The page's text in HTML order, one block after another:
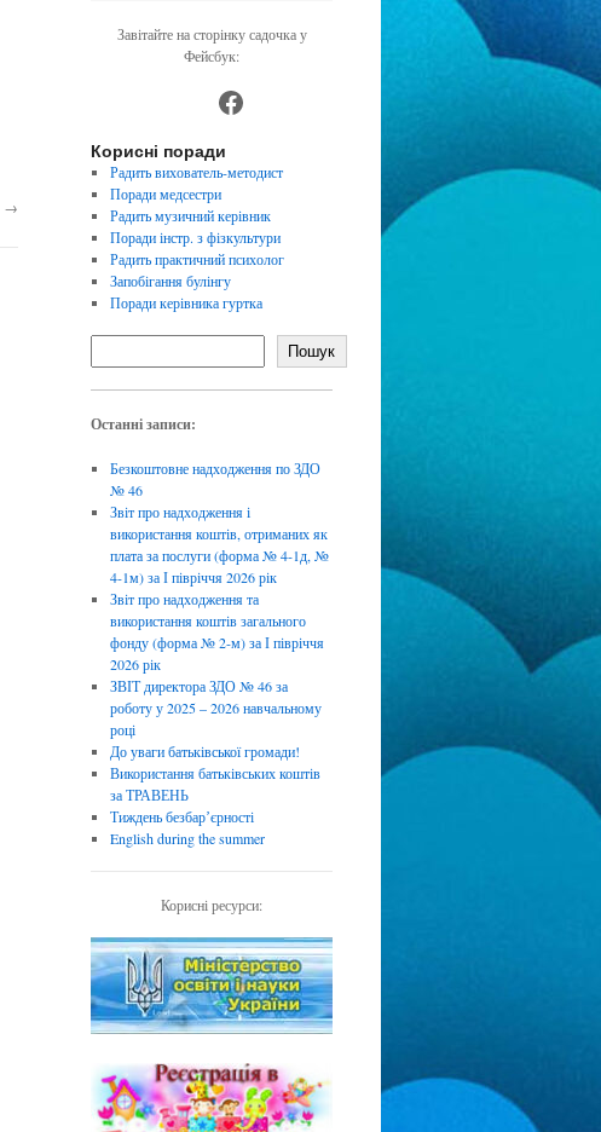
→
Завітайте на сторінку садочка у
Фейсбук:
https://www.facebook.com/
Корисні поради
Радить вихователь-методист
Поради медсестри
Радить музичний керівник
Поради інстр. з фізкультури
Радить практичний психолог
Запобігання булінгу
Поради керівника гуртка
Пошук
Останні записи:
Безкоштовне надходження по ЗДО
№ 46
Звіт про надходження і
використання коштів, отриманих як
плата за послуги (форма № 4-1д, №
4-1м) за І півріччя 2026 рік
Звіт про надходження та
використання коштів загального
фонду (форма № 2-м) за І півріччя
2026 рік
ЗВІТ директора ЗДО № 46 за
роботу у 2025 – 2026 навчальному
році
До уваги батьківської громади!
Використання батьківських коштів
за ТРАВЕНЬ
Тиждень безбарʼєрності
English during the summer
Корисні ресурси: